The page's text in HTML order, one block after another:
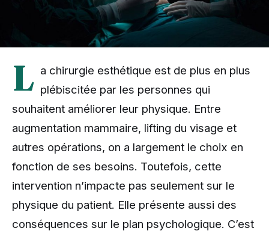
L a chirurgie esthétique est de plus en plus
plébiscitée par les personnes qui
souhaitent améliorer leur physique. Entre
augmentation mammaire, lifting du visage et
autres opérations, on a largement le choix en
fonction de ses besoins. Toutefois, cette
intervention n’impacte pas seulement sur le
physique du patient. Elle présente aussi des
conséquences sur le plan psychologique. C’est